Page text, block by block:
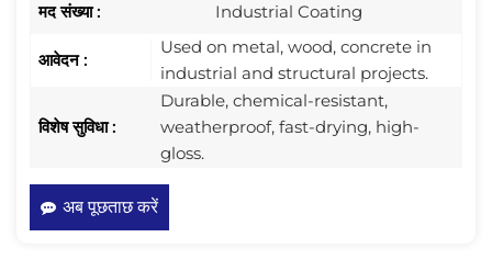
मद संख्या : Industrial Coating
आवेदन :
Used on metal, wood, concrete in
industrial and structural projects.
विशेष सुविधा :
Durable, chemical-resistant,
weatherproof, fast-drying, high-
gloss.
अब पूछताछ करें